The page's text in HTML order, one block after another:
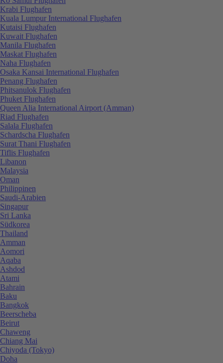
Krabi Flughafen
Kuala Lumpur International Flughafen
Kutaisi Flughafen
Kuwait Flughafen
Manila Flughafen
Maskat Flughafen
Naha Flughafen
Osaka Kansai International Flughafen
Penang Flughafen
Phitsanulok Flughafen
Phuket Flughafen
Queen Alia International Airport (Amman)
Riad Flughafen
Salala Flughafen
Schardscha Flughafen
Surat Thani Flughafen
Tiflis Flughafen
Libanon
Malaysia
Oman
Philippinen
Saudi-Arabien
Singapur
Sri Lanka
Südkorea
Thailand
Amman
Aomori
Aqaba
Ashdod
Atami
Bahrain
Baku
Bangkok
Beerscheba
Beirut
Chaweng
Chiang Mai
Chiyoda (Tokyo)
Doha